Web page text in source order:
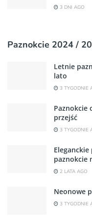
3 DNI AGO
Paznokcie 2024 /
Letnie
lato
3 TYGODNIE
Paznokcie
przejść
3 TYGODNIE
Eleganckie
paznokcie
2 LATA AGO
Neonowe
3 TYGODNIE